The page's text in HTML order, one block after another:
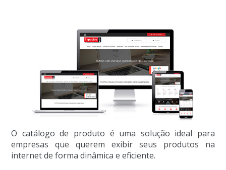
O catálogo de produto é uma solução ideal para
empresas que querem exibir seus produtos na
internet de forma dinâmica e eficiente.